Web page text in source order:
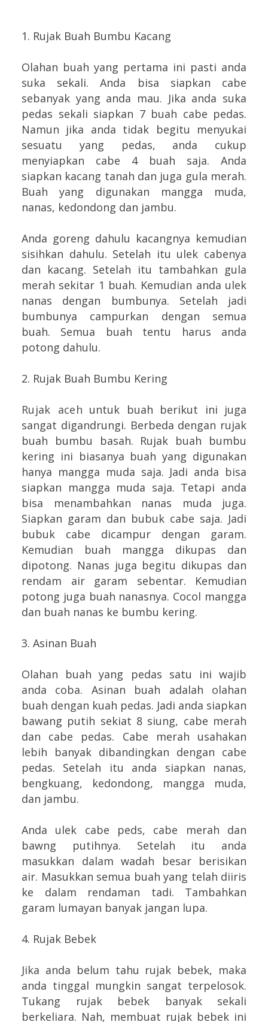
1. Rujak Buah Bumbu Kacang
Olahan buah yang pertama ini pasti anda
suka sekali. Anda bisa siapkan cabe
sebanyak yang anda mau. Jika anda suka
pedas sekali siapkan 7 buah cabe pedas.
Namun jika anda tidak begitu menyukai
sesuatu yang pedas, anda cukup
menyiapkan cabe 4 buah saja. Anda
siapkan kacang tanah dan juga gula merah.
Buah yang digunakan mangga muda,
nanas, kedondong dan jambu.
Anda goreng dahulu kacangnya kemudian
sisihkan dahulu. Setelah itu ulek cabenya
dan kacang. Setelah itu tambahkan gula
merah sekitar 1 buah. Kemudian anda ulek
nanas dengan bumbunya. Setelah jadi
bumbunya campurkan dengan semua
buah. Semua buah tentu harus anda
potong dahulu.
2. Rujak Buah Bumbu Kering
Rujak aceh untuk buah berikut ini juga
sangat digandrungi. Berbeda dengan rujak
buah bumbu basah. Rujak buah bumbu
kering ini biasanya buah yang digunakan
hanya mangga muda saja. Jadi anda bisa
siapkan mangga muda saja. Tetapi anda
bisa menambahkan nanas muda juga.
Siapkan garam dan bubuk cabe saja. Jadi
bubuk cabe dicampur dengan garam.
Kemudian buah mangga dikupas dan
dipotong. Nanas juga begitu dikupas dan
rendam air garam sebentar. Kemudian
potong juga buah nanasnya. Cocol mangga
dan buah nanas ke bumbu kering.
3. Asinan Buah
Olahan buah yang pedas satu ini wajib
anda coba. Asinan buah adalah olahan
buah dengan kuah pedas. Jadi anda siapkan
bawang putih sekiat 8 siung, cabe merah
dan cabe pedas. Cabe merah usahakan
lebih banyak dibandingkan dengan cabe
pedas. Setelah itu anda siapkan nanas,
bengkuang, kedondong, mangga muda,
dan jambu.
Anda ulek cabe peds, cabe merah dan
bawng putihnya. Setelah itu anda
masukkan dalam wadah besar berisikan
air. Masukkan semua buah yang telah diiris
ke dalam rendaman tadi. Tambahkan
garam lumayan banyak jangan lupa.
4. Rujak Bebek
Jika anda belum tahu rujak bebek, maka
anda tinggal mungkin sangat terpelosok.
Tukang rujak bebek banyak sekali
berkeliara. Nah, membuat rujak bebek ini